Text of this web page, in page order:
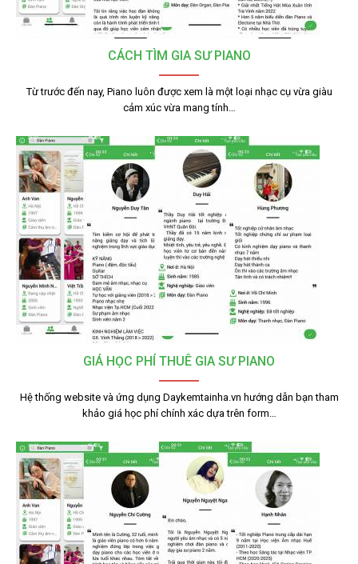
CÁCH TÌM GIA SƯ PIANO
Từ trước đến nay, Piano luôn được xem là một loại nhạc cụ vừa giàu
cảm xúc vừa mang tính…
GIÁ HỌC PHÍ THUÊ GIA SƯ PIANO
Hệ thống website và ứng dụng Daykemtainha.vn hướng dẫn bạn tham
khảo giá học phí chính xác dựa trên form…